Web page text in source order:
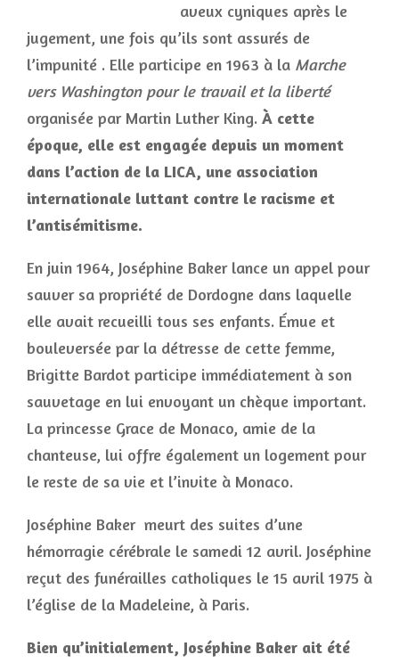
aveux cyniques après le
jugement, une fois qu’ils sont assurés de
l’impunité . Elle participe en 1963 à la Marche
vers Washington pour le travail et la liberté
organisée par Martin Luther King. À cette
époque, elle est engagée depuis un moment
dans l’action de la LICA, une association
internationale luttant contre le racisme et
l’antisémitisme.
En juin 1964, Joséphine Baker lance un appel pour
sauver sa propriété de Dordogne dans laquelle
elle avait recueilli tous ses enfants. Émue et
bouleversée par la détresse de cette femme,
Brigitte Bardot participe immédiatement à son
sauvetage en lui envoyant un chèque important.
La princesse Grace de Monaco, amie de la
chanteuse, lui offre également un logement pour
le reste de sa vie et l’invite à Monaco.
Joséphine Baker meurt des suites d’une
hémorragie cérébrale le samedi 12 avril. Joséphine
reçut des funérailles catholiques le 15 avril 1975 à
l’église de la Madeleine, à Paris.
Bien qu’initialement, Joséphine Baker ait été